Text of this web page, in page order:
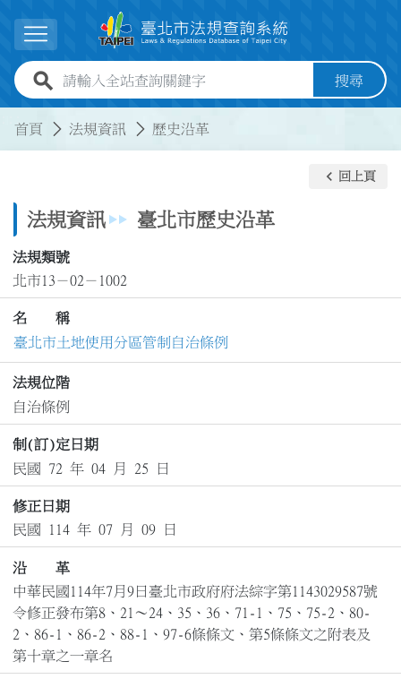
展開選單
全站查詢關鍵字欄位 搜尋
首頁 法規資訊 歷史沿革
法規資訊 臺北市歷史沿革
keyboard_arrow_left 回上頁
法規類號
北市13－02－1002
名 稱
臺北市土地使用分區管制自治條例
法規位階
自治條例
制(訂)定日期
民國 72 年 04 月 25 日
修正日期
民國 114 年 07 月 09 日
沿 革
中華民國114年7月9日臺北市政府府法綜字第1143029587號
令修正發布第8、21～24、35、36、71-1、75、75-2、80-
2、86-1、86-2、88-1、97-6條條文、第5條條文之附表及
第十章之一章名